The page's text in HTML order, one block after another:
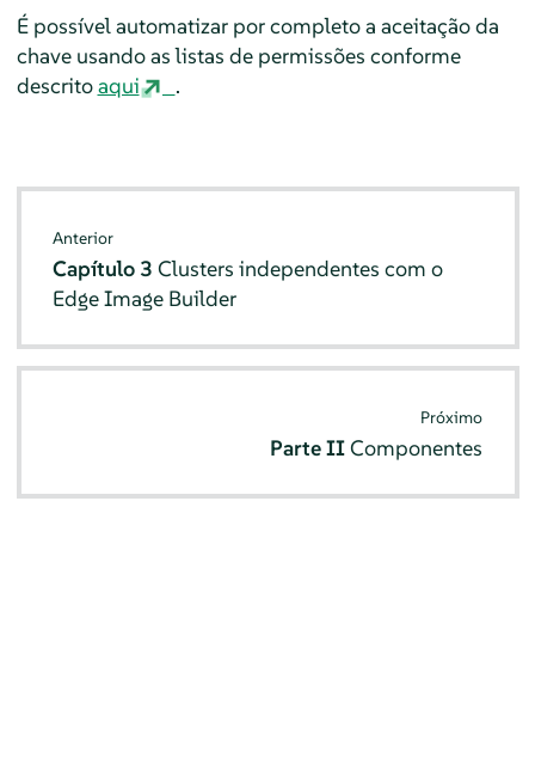
É possível automatizar por completo a aceitação da
chave usando as listas de permissões conforme
descritoaqui .
Anterior
Capítulo 3Clusters independentes com o
Edge Image Builder
Próximo
Parte IIComponentes